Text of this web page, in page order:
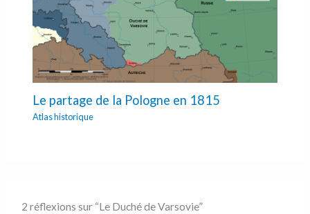
Le partage de la Pologne en 1815
Atlas historique
2 réflexions sur “Le Duché de Varsovie”